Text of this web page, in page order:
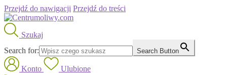
Przejdź do nawigacji Przejdź do treści
Szukaj
Search for:
Search Button
Konto
Ulubione